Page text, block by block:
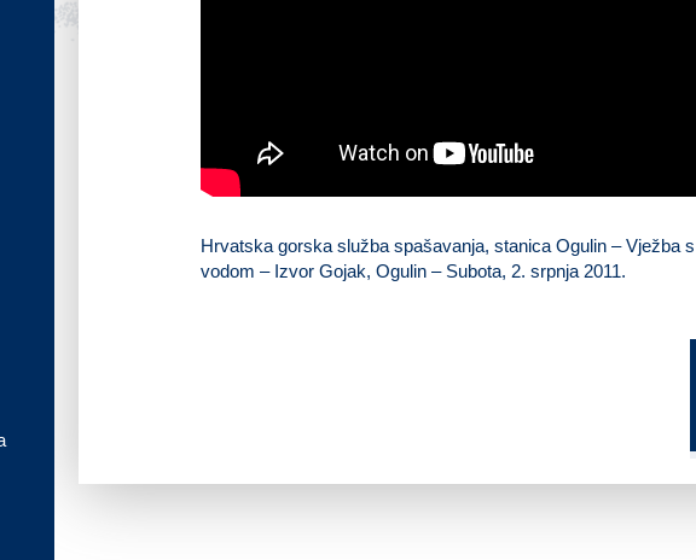
Hrvatska gorska služba spašavanja, stanica Ogulin – Vježba
vodom – Izvor Gojak, Ogulin – Subota, 2. srpnja 2011.